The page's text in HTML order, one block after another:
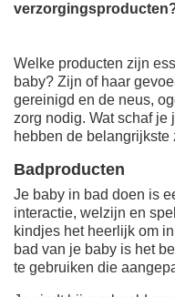
Welke producten zijn
baby? Zijn of haar
gereinigd en de neus,
zorg nodig. Wat schaf
hebben de
Badproducten
Je baby in bad doen is
interactie, welzijn en
kindjes het heerlijk om
bad van je baby is het
te gebruiken die